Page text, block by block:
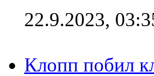
22.9.2023,
Клопп побил